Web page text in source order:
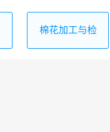
棉花加工与检